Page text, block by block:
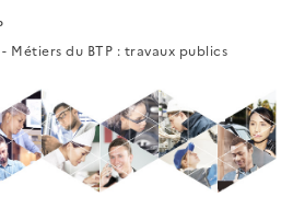
Métiers du BTP : travaux publics